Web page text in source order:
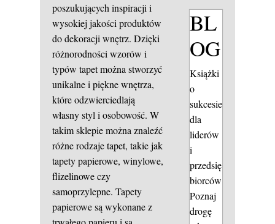
poszukujących inspiracji i
wysokiej jakości produktów
do dekoracji wnętrz. Dzięki
różnorodności wzorów i
typów tapet można stworzyć
unikalne i piękne wnętrza,
które odzwierciedlają
własny styl i osobowość. W
takim sklepie można znaleźć
różne rodzaje tapet, takie jak
tapety papierowe, winylowe,
flizelinowe czy
samoprzylepne. Tapety
papierowe są wykonane z
BL
OG
Książki
o
sukcesie
dla
liderów
i
przedsię
biorców
Poznaj
drogę